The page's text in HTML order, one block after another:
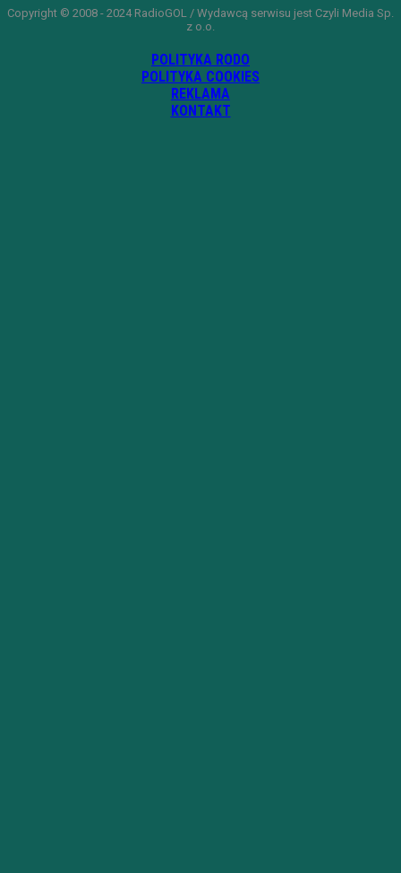
Copyright © 2008 - 2024 RadioGOL / Wydawcą serwisu jest Czyli Media Sp.
z o.o.
POLITYKA RODO
POLITYKA COOKIES
REKLAMA
KONTAKT